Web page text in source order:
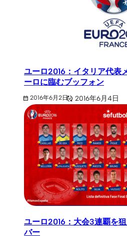
ユーロ2016：イタリア代表
ーロに臨むブッフォン
2016年6月2日 2016年6月4日
ユーロ2016：大会3連覇を
バー